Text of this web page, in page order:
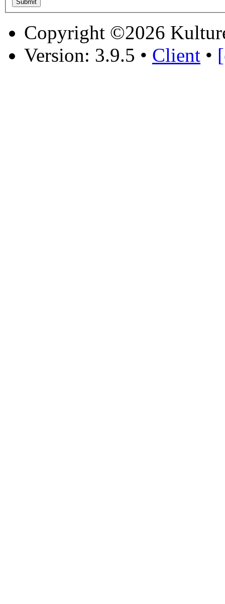
Copyright ©2026
Version: 3.9.5 • Client •